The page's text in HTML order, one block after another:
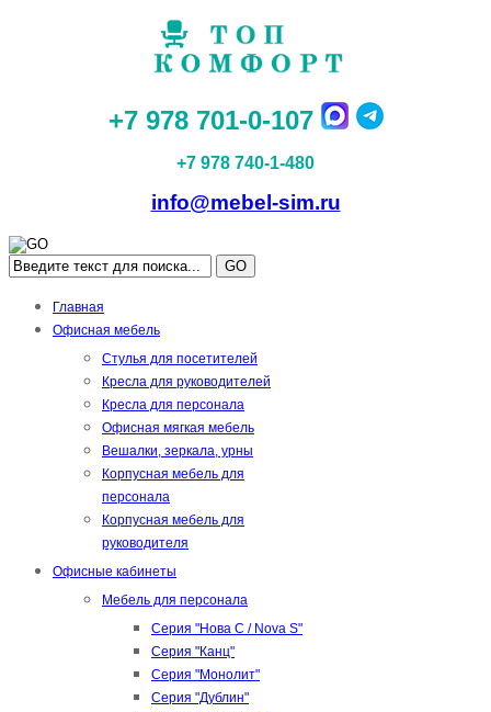
+7 978 701-0-107
+7 978 740-1-480
info@mebel-sim.ru
GO
Главная
Офисная мебель
Стулья для посетителей
Кресла для руководителей
Кресла для персонала
Офисная мягкая мебель
Вешалки, зеркала, урны
Корпусная мебель для
персонала
Корпусная мебель для
руководителя
Офисные кабинеты
Мебель для персонала
Серия "Нова С / Nova S"
Серия "Канц"
Серия "Монолит"
Серия "Дублин"